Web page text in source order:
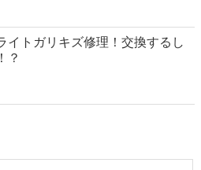
イトガリキズ修理！交換するし
？